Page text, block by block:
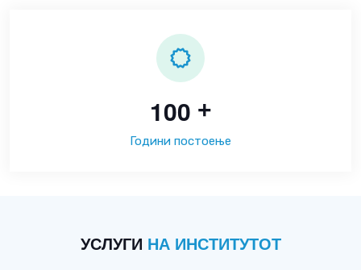
100 +
Години постоење
УСЛУГИ НА ИНСТИТУТОТ